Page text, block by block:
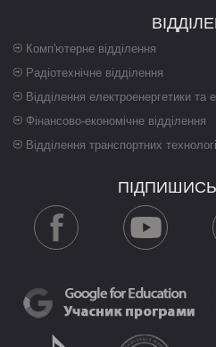
Комп'ютерне відділення
Радіотехнічне відділення
Відділення електроенергетики та
Фінансово-економічне відділення
Відділення транспортних